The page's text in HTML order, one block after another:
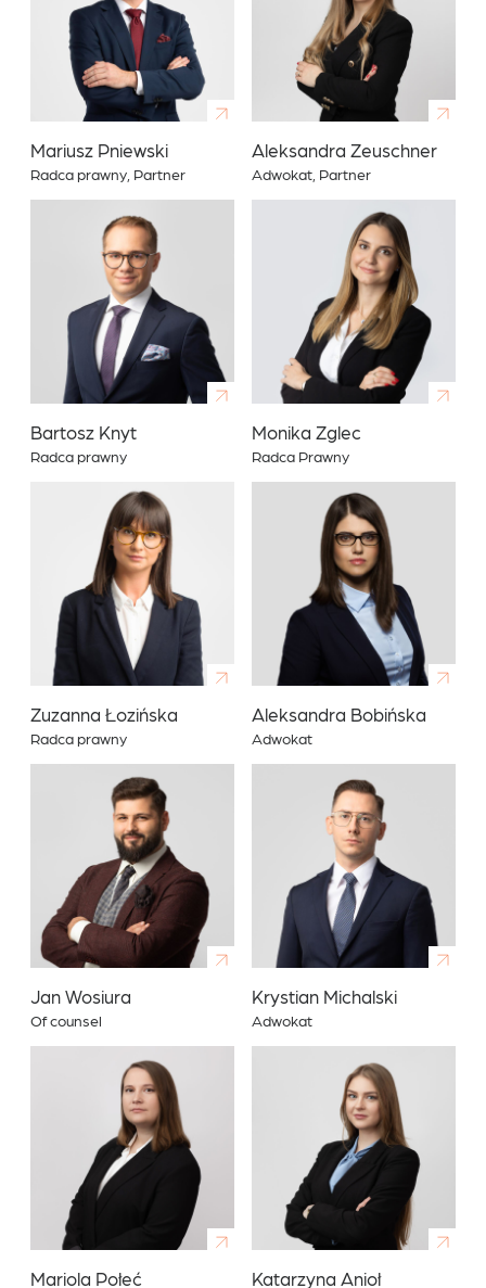
Mariusz Pniewski
Radca prawny, Partner
Aleksandra Zeuschner
Adwokat, Partner
Bartosz Knyt
Radca prawny
Monika Zglec
Radca Prawny
Zuzanna Łozińska
Radca prawny
Aleksandra Bobińska
Adwokat
Jan Wosiura
Of counsel
Krystian Michalski
Adwokat
Mariola Połeć Katarzyna Anioł